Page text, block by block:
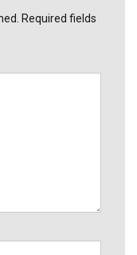
Required fields